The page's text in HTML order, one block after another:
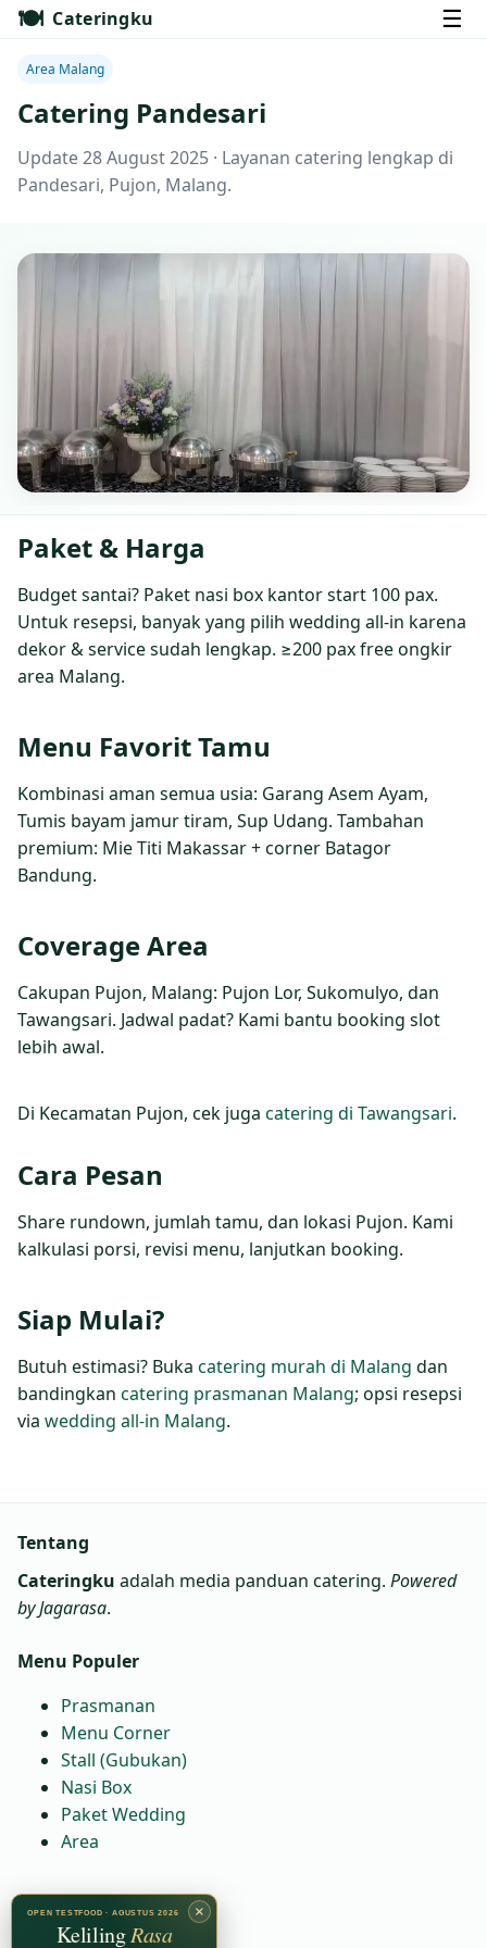
🍽️ Cateringku ☰
Area Malang
Catering Pandesari
Update 28 August 2025 · Layanan catering lengkap di
Pandesari, Pujon, Malang.
Paket & Harga
Budget santai? Paket nasi box kantor start 100 pax.
Untuk resepsi, banyak yang pilih wedding all‑in karena
dekor & service sudah lengkap. ≥200 pax free ongkir
area Malang.
Menu Favorit Tamu
Kombinasi aman semua usia: Garang Asem Ayam,
Tumis bayam jamur tiram, Sup Udang. Tambahan
premium: Mie Titi Makassar + corner Batagor
Bandung.
Coverage Area
Cakupan Pujon, Malang: Pujon Lor, Sukomulyo, dan
Tawangsari. Jadwal padat? Kami bantu booking slot
lebih awal.
Di Kecamatan Pujon, cek juga catering di Tawangsari.
Cara Pesan
Share rundown, jumlah tamu, dan lokasi Pujon. Kami
kalkulasi porsi, revisi menu, lanjutkan booking.
Siap Mulai?
Butuh estimasi? Buka catering murah di Malang dan
bandingkan catering prasmanan Malang; opsi resepsi
via wedding all‑in Malang.
Tentang
Cateringku adalah media panduan catering. Powered
by Jagarasa.
Menu Populer
Prasmanan
Menu Corner
Stall (Gubukan)
Nasi Box
Paket Wedding
Area
Kontak
6281230081664
×
OPEN TESTFOOD · AGUSTUS 2026
KelilingRasa